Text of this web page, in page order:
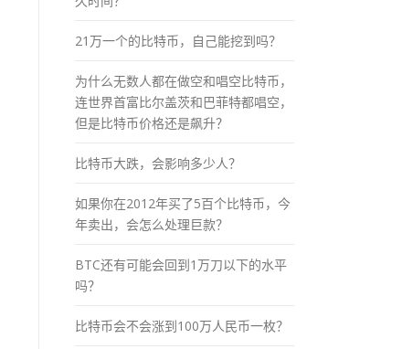
21万一个的比特币，自己能挖到吗？
为什么无数人都在做空和唱空比特币，
连世界首富比尔盖茨和巴菲特都唱空，
但是比特币价格还是飙升？
比特币大跌，会影响多少人？
如果你在2012年买了5百个比特币，今
年卖出，会怎么处理巨款？
BTC还有可能会回到1万刀以下的水平
吗？
比特币会不会涨到100万人民币一枚？